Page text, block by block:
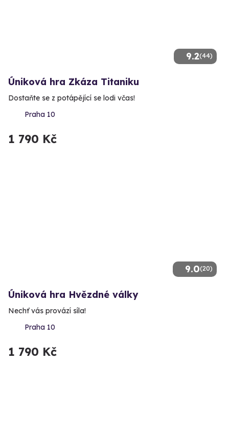
9.2(44)
Úniková hra Zkáza Titaniku
Dostaňte se z potápějící se lodi včas!
Praha 10
1 790 Kč
9.0(20)
Úniková hra Hvězdné války
Nechť vás provází síla!
Praha 10
1 790 Kč